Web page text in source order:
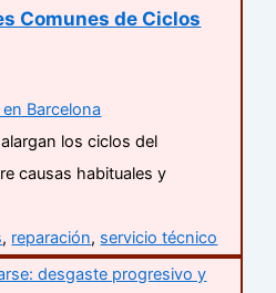
Comunes de Ciclos
Barcelona
los ciclos del
causas habituales y
, reparación, servicio técnico